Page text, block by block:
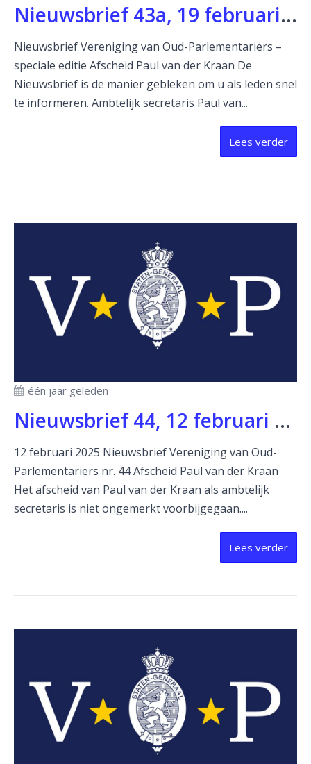
Nieuwsbrief 43a, 19 februari 2025
Nieuwsbrief Vereniging van Oud-Parlementariërs –
speciale editie Afscheid Paul van der Kraan De
Nieuwsbrief is de manier gebleken om u als leden snel
te informeren. Ambtelijk secretaris Paul van...
Lees verder
één jaar geleden
Nieuwsbrief 44, 12 februari 2025
12 februari 2025 Nieuwsbrief Vereniging van Oud-
Parlementariërs nr. 44 Afscheid Paul van der Kraan
Het afscheid van Paul van der Kraan als ambtelijk
secretaris is niet ongemerkt voorbijgegaan....
Lees verder